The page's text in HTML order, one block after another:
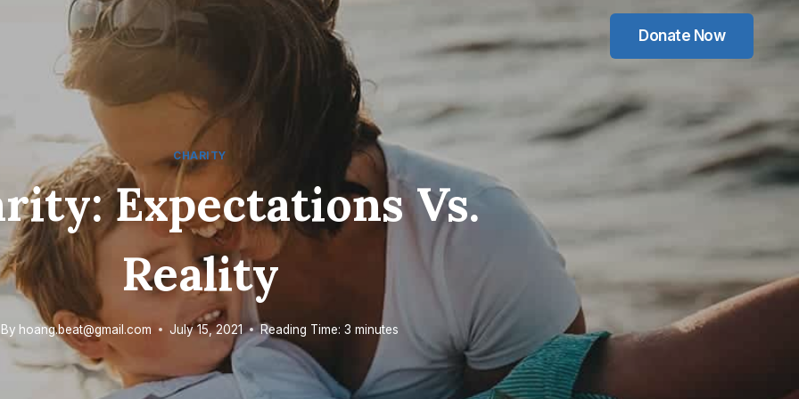
Donate Now
CHARITY
Expectations Vs.
Reality
By hoang.beat@gmail.com July 15, 2021 Reading Time: 3minutes